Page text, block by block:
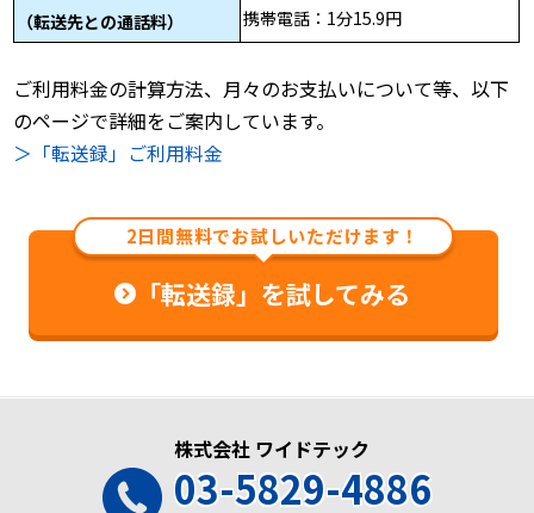
（転送先との通話料）
携帯電話：1分15.9円
ご利用料金の計算方法、月々のお支払いについて等、以下
のページで詳細をご案内しています。
＞「転送録」ご利用料金
2日間無料でお試しいただけます！
「転送録」を試してみる
株式会社 ワイドテック
03-5829-4886